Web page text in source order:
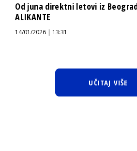
Od juna direktni letovi iz
ALIKANTE
14/01/2026 | 13:31
UČITAJ VIŠE